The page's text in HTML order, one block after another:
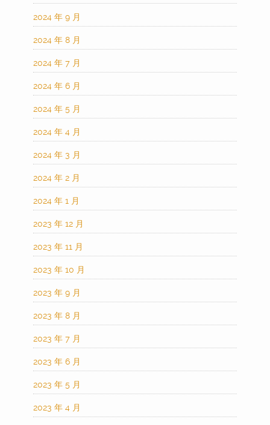
2024 年 9 月
2024 年 8 月
2024 年 7 月
2024 年 6 月
2024 年 5 月
2024 年 4 月
2024 年 3 月
2024 年 2 月
2024 年 1 月
2023 年 12 月
2023 年 11 月
2023 年 10 月
2023 年 9 月
2023 年 8 月
2023 年 7 月
2023 年 6 月
2023 年 5 月
2023 年 4 月